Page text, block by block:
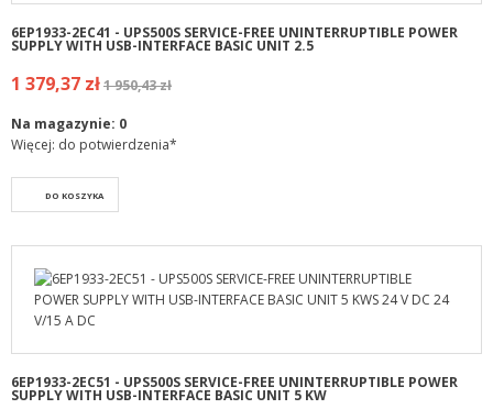
6EP1933-2EC41 - UPS500S SERVICE-FREE UNINTERRUPTIBLE POWER
SUPPLY WITH USB-INTERFACE BASIC UNIT 2.5
1 379,37 zł1 950,43 zł
Na magazynie: 0
Więcej: do potwierdzenia*
DO KOSZYKA
6EP1933-2EC51 - UPS500S SERVICE-FREE UNINTERRUPTIBLE POWER
SUPPLY WITH USB-INTERFACE BASIC UNIT 5 KW